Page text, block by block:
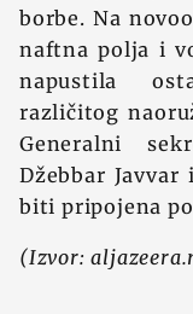
borbe. Na
naftna polja i
napustila
različitog
Generalni
Džebbar
biti pripojena
(Izvor: